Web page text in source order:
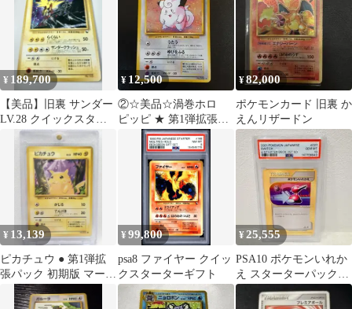
¥ 189,700
【美品】旧裏 サンダー
LV.28 クイックスター
ターギフト マークなし
¥ 12,500
②☆美品☆渦巻ホロ
ピッピ ★ 第1弾拡張パ
¥82,000
ポケモンカード 旧裏 か
えんリザードン
¥ 13,139
ピカチュウ ● 第1弾拡
張パック 初期版 マーク
あり
¥99,800
psa8 ファイヤー クイッ
クスターターギフト
¥25,555
PSA10 ポケモンいれか
え スターターパック
027/029